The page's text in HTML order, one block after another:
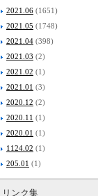
2021.06 (1651)
2021.05 (1748)
2021.04 (398)
2021.03 (2)
2021.02 (1)
2021.01 (3)
2020.12 (2)
2020.11 (1)
2020.01 (1)
1124.02 (1)
205.01 (1)
リンク集